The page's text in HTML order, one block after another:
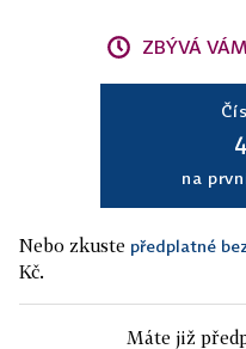
ZBÝVÁ
na
Nebo zkuste předplatné
Kč.
Máte již